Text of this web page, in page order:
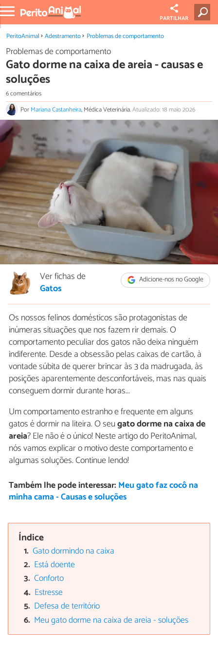
PARTILHAR
PeritoAnimal Adestramento Problemas de comportamento
Problemas de comportamento
Gato dorme na caixa de areia - causas e
soluções
6 comentários
PorMariana Castanheira, Médica Veterinária.Atualizado: 18 maio 2026
Adicione-nos no Google
Ver fichas de
Gatos
Os nossos felinos domésticos são protagonistas de
inúmeras situações que nos fazem rir demais. O
comportamento peculiar dos gatos não deixa ninguém
indiferente. Desde a obsessão pelas caixas de cartão, à
vontade súbita de querer brincar às 3 da madrugada, às
posições aparentemente desconfortáveis, mas nas quais
conseguem dormir durante horas...
Um comportamento estranho e frequente em alguns
gatos é dormir na liteira. O seugato dorme na caixa de
areia? Ele não é o único! Neste artigo do PeritoAnimal,
nós vamos explicar o motivo deste comportamento e
algumas soluções. Continue lendo!
Também lhe pode interessar: Meu gato faz cocô na
minha cama - Causas e soluções
Índice
Gato dormindo na caixa
Está doente
Conforto
Estresse
Defesa de território
Meu gato dorme na caixa de areia - soluções